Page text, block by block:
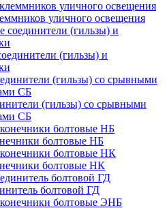
уличного освещения
(гильзы) и
(гильзы) со срывными
СБ
болтовые НБ
болтовые НК
болтовой ГД